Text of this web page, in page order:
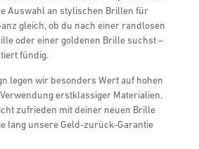
Auswahl an stylischen Brillen für
gleich, ob du nach einer randlosen
oder einer goldenen Brille suchst –
fündig.
legen wir besonders Wert auf hohen
erstklassiger Materialien.
zufrieden mit deiner neuen Brille
lang unsere Geld-zurück-Garantie